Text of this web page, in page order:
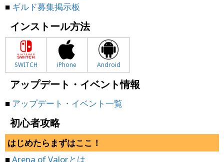
■ ギルド募集掲示板
インストール方法
SWITCH iPhone Android
アップデート・イベント情報
■ アップデート・イベント一覧
初心者攻略
はじめたらまずはここ！
■Arena of Valorとは